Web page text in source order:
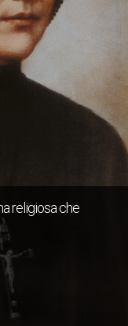
religiosa che